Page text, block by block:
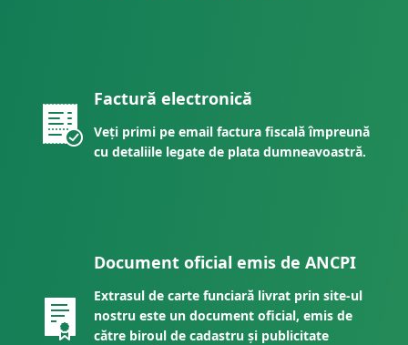
Factură electronică
Veți primi pe email factura fiscală împreună
cu detaliile legate de plata dumneavoastră.
Document oficial emis de ANCPI
Extrasul de carte funciară livrat prin site-ul
nostru este un document oficial, emis de
către biroul de cadastru și publicitate